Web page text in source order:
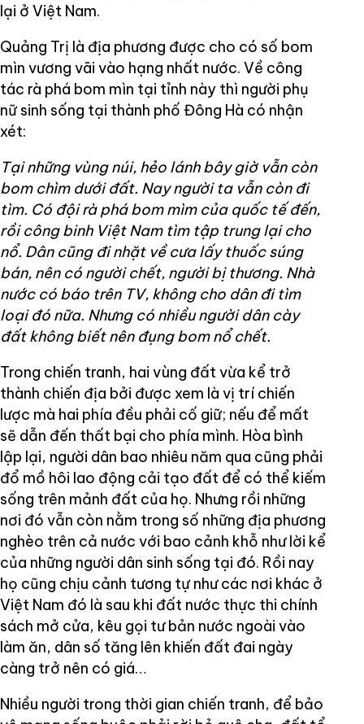
lại ở Việt Nam.
Quảng Trị là địa phương được cho có số bom
mìn vương vãi vào hạng nhất nước. Về công
tác rà phá bom mìn tại tỉnh này thì người phụ
nữ sinh sống tại thành phố Đông Hà có nhận
xét:
Tại những vùng núi, hẻo lánh bây giờ vẫn còn
bom chìm dưới đất. Nay người ta vẫn còn đi
tìm. Có đội rà phá bom mìm của quốc tế đến,
rồi công binh Việt Nam tìm tập trung lại cho
nổ. Dân cũng đi nhặt về cưa lấy thuốc súng
bán, nên có người chết, người bị thương. Nhà
nước có báo trên TV, không cho dân đi tìm
loại đó nữa. Nhưng có nhiều người dân cày
đất không biết nên đụng bom nổ chết.
Trong chiến tranh, hai vùng đất vừa kể trở
thành chiến địa bởi được xem là vị trí chiến
lược mà hai phía đều phải cố giữ; nếu để mất
sẽ dẫn đến thất bại cho phía mình. Hòa bình
lập lại, người dân bao nhiêu năm qua cũng phải
đổ mồ hôi lao động cải tạo đất để có thể kiếm
sống trên mảnh đất của họ. Nhưng rồi những
nơi đó vẫn còn nằm trong số những địa phương
nghèo trên cả nước với bao cảnh khỗ như lời kể
của những người dân sinh sống tại đó. Rồi nay
họ cũng chịu cảnh tương tự như các nơi khác ở
Việt Nam đó là sau khi đất nước thực thi chính
sách mở cửa, kêu gọi tư bản nước ngoài vào
làm ăn, dân số tăng lên khiến đất đai ngày
càng trở nên có giá…
Nhiều người trong thời gian chiến tranh, để bảo